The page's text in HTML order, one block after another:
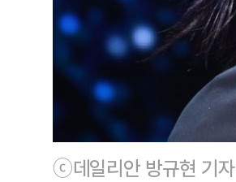
ⓒ데일리안 방규현 기자